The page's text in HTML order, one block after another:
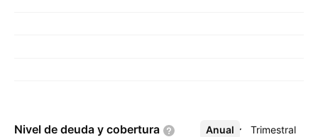
Nivel de deuda y cobertura Anual Trimestral
Más